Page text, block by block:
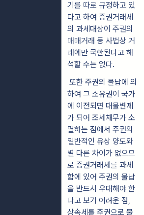
기를 따로 규정하고 있
다고 하여 증권거래세
의 과세대상이 주권의
매매거래 등 사법상 거
래에만 국한된다고 해
석할 수는 없다.
또한 주권의 물납에 의
하여 그 소유권이 국가
에 이전되면 대물변제
가 되어 조세채무가 소
멸하는 점에서 주권의
일반적인 유상 양도와
별 다른 차이가 없으므
로 증권거래세를 과세
함에 있어 주권의 물납
을 반드시 우대해야 한
다고 보기 어려운 점,
상속세를 주권으로 물